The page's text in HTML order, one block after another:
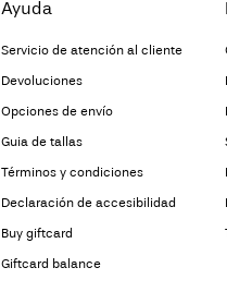
Ayuda
Servicio de atención al cliente
Devoluciones
Opciones de envío
Guia de tallas
Términos y condiciones
Declaración de accesibilidad
Buy giftcard
Giftcard balance